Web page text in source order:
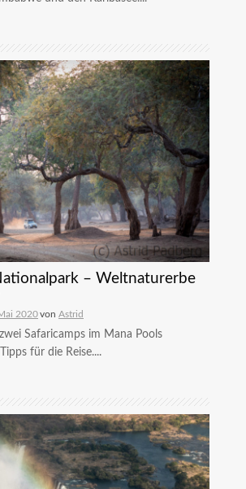
– Weltnaturerbe
2020von Astrid
Safaricamps im Mana Pools
für die Reise....